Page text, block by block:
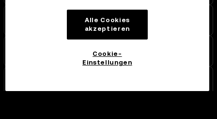
8AdsF2...pump
BVFW3P...pump
Alle Cookies
akzeptieren
Cookie-
Einstellungen